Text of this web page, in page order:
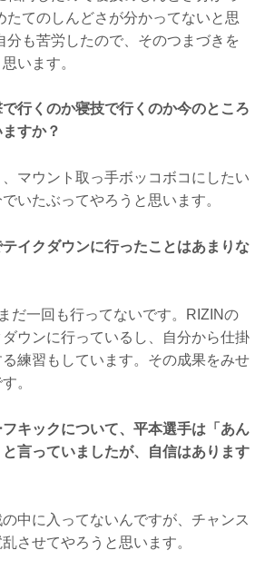
たてのしんどさが分かってないと思
分も苦労したので、そのつまづきを
います。
行くのか寝技で行くのか今のところ
すか？
マウント取っ手ボッコボコにしたい
いたぶってやろうと思います。
イクダウンに行ったことはあまりな
だ一回も行ってないです。RIZINの
ウンに行っているし、自分から仕掛
練習もしています。その成果をみせ
。
キックについて、平本選手は「あん
言っていましたが、自信はあります
中に入ってないんですが、チャンス
させてやろうと思います。